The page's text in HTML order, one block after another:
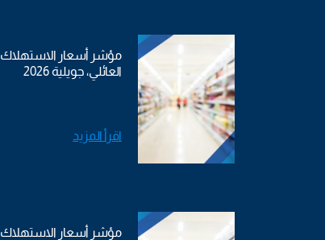
مؤشر أسعار الاستهلاك
العائلي، جويلية 2026
اقرأ المزيد
مؤشر أسعار الاستهلاك